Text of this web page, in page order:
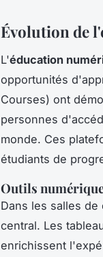
Évolution de
L'éducation
opportunités
Courses) ont
personnes
monde. Ces
étudiants de
Outils
Dans les salles de
central. Les
enrichissent